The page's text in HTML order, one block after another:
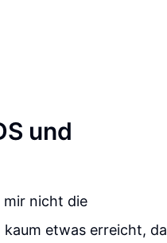
und
mir nicht die
etwas erreicht, da